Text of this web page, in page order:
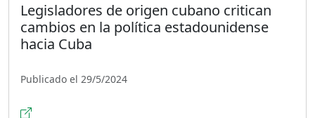
Legisladores de origen cubano critican
cambios en la política estadounidense
hacia Cuba
Publicado el 29/5/2024